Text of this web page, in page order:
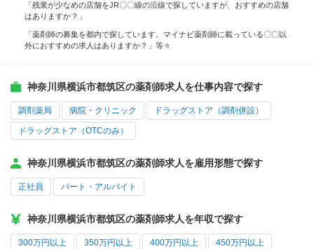
「残業が少なめの店舗をJR〇〇線の沿線で探していますが、おすすめの店舗
はありますか？」
「薬剤師の募集を都内で探しています。マイナビ薬剤師に載っている〇〇以
外におすすめの求人はありますか？」等々
神奈川県横浜市都筑区の薬剤師求人を仕事内容で探す
調剤薬局 病院・クリニック ドラッグストア（調剤併設）
ドラッグストア（OTCのみ）
神奈川県横浜市都筑区の薬剤師求人を雇用形態で探す
正社員 パート・アルバイト
神奈川県横浜市都筑区の薬剤師求人を年収で探す
300万円以上 350万円以上 400万円以上 450万円以上